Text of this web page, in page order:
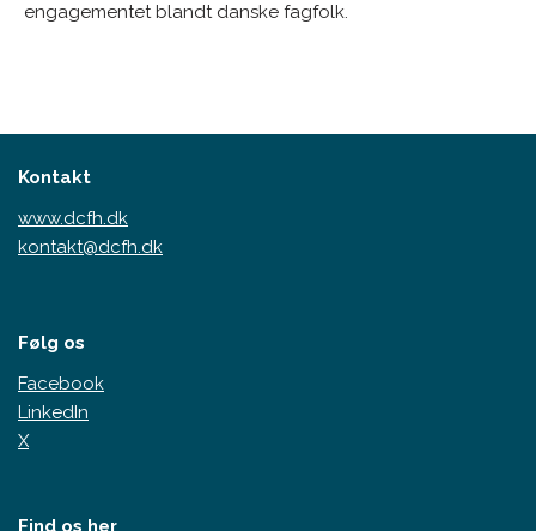
engagementet blandt danske fagfolk.
Kontakt
www.dcfh.dk
kontakt@dcfh.dk
Følg os
Facebook
LinkedIn
X
Find os her